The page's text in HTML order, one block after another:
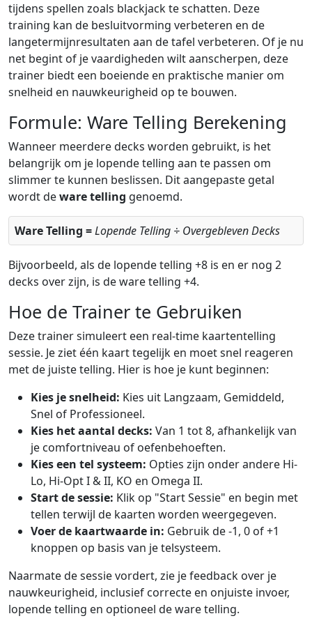
tijdens spellen zoals blackjack te schatten. Deze
training kan de besluitvorming verbeteren en de
langetermijnresultaten aan de tafel verbeteren. Of je nu
net begint of je vaardigheden wilt aanscherpen, deze
trainer biedt een boeiende en praktische manier om
snelheid en nauwkeurigheid op te bouwen.
Formule: Ware Telling Berekening
Wanneer meerdere decks worden gebruikt, is het
belangrijk om je lopende telling aan te passen om
slimmer te kunnen beslissen. Dit aangepaste getal
wordt deware telling genoemd.
Ware Telling =Lopende Telling ÷ Overgebleven Decks
Bijvoorbeeld, als de lopende telling +8 is en er nog 2
decks over zijn, is de ware telling +4.
Hoe de Trainer te Gebruiken
Deze trainer simuleert een real-time kaartentelling
sessie. Je ziet één kaart tegelijk en moet snel reageren
met de juiste telling. Hier is hoe je kunt beginnen:
Kies je snelheid: Kies uit Langzaam, Gemiddeld,
Snel of Professioneel.
Kies het aantal decks: Van 1 tot 8, afhankelijk van
je comfortniveau of oefenbehoeften.
Kies een tel systeem: Opties zijn onder andere Hi-
Lo, Hi-Opt I & II, KO en Omega II.
Start de sessie: Klik op "Start Sessie" en begin met
tellen terwijl de kaarten worden weergegeven.
Voer de kaartwaarde in: Gebruik de -1, 0 of +1
knoppen op basis van je telsysteem.
Naarmate de sessie vordert, zie je feedback over je
nauwkeurigheid, inclusief correcte en onjuiste invoer,
lopende telling en optioneel de ware telling.